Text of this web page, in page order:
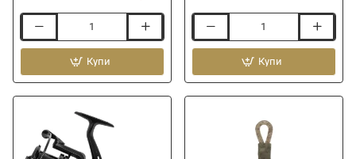
Шаранджийска
макара
CARP
Ex-
Reel
Купи
тежест
CARP
Conceal
Купи